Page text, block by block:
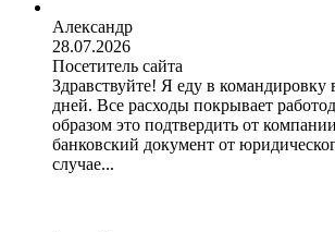
Александр
28.07.2026
Посетитель сайта
Здравствуйте! Я еду в
дней. Все расходы покрывает
образом это подтвердить от
банковский документ от
случае...